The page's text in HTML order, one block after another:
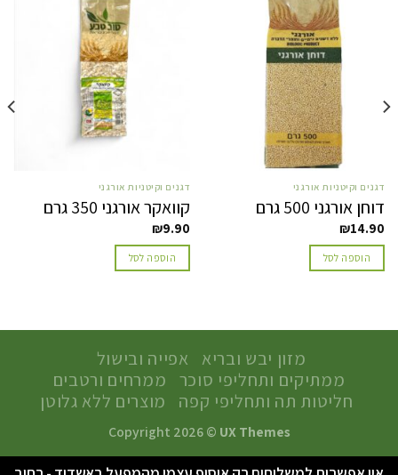
דגנים וקיטניות אורגני
דוחן אורגני 500 גרם
₪14.90
הוספה לסל
דגנים וקיטניות אורגני
קוואקר אורגני 350 גרם
₪9.90
הוספה לסל
מזון יבש ובריא
אפייה ובישול
ממתיקים ותחליפי סוכר
ממרחים ורטבים
חליטות תה ותחליפי קפה
מוצרים ללא גלוטן
Copyright 2026 © UX Themes